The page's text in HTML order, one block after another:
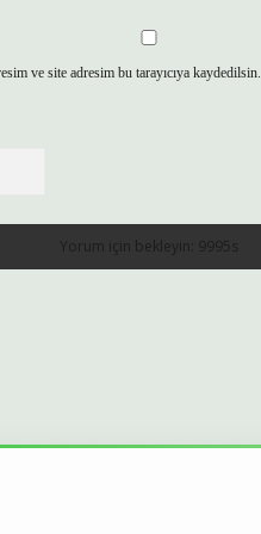
ve site adresim bu tarayıcıya kaydedilsin.